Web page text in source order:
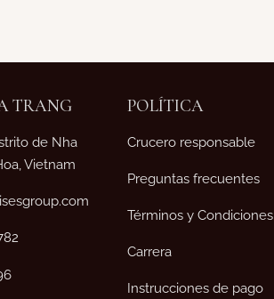
TRANG
de Nha
Vietnam
POLÍTICA
Crucero responsable
Preguntas frecuentes
Términos y Condiciones
Carrera
Instrucciones de pago